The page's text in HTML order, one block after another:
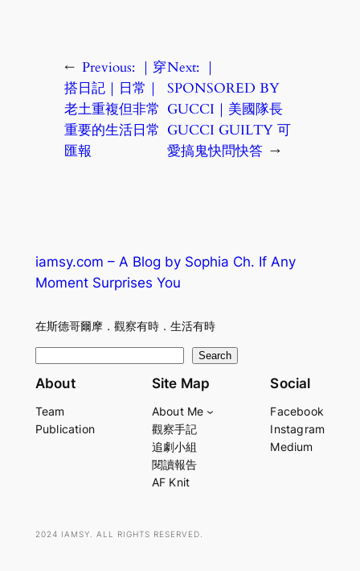
← Previous: ｜穿
搭日記｜日常｜
老土重複但非常
重要的生活日常
匯報
Next: ｜
SPONSORED BY
GUCCI｜美國隊長
GUCCI GUILTY 可
愛搞鬼快問快答 →
iamsy.com – A Blog by Sophia Ch. If Any
Moment Surprises You
在斯德哥爾摩．觀察有時．生活有時
e
r
Search
About
Team
Publication
Site Map
About Me
觀察手記
追劇小組
閱讀報告
AF Knit
Social
Facebook
Instagram
Medium
2024 IAMSY. ALL RIGHTS RESERVED.